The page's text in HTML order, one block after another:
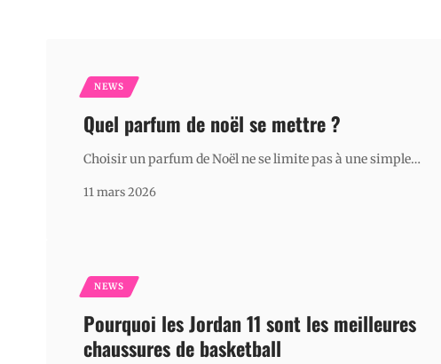
NEWS
Quel parfum de noël se mettre ?
Choisir un parfum de Noël ne se limite pas à une simple…
11 mars 2026
NEWS
Pourquoi les Jordan 11 sont les meilleures
chaussures de basketball